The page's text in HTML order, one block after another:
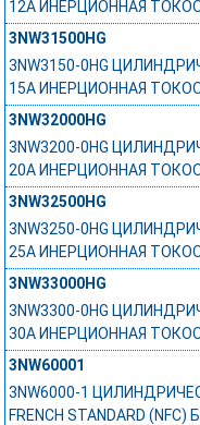
12А ИНЕРЦИОННАЯ
3NW31500HG
3NW3150-0HG
15А ИНЕРЦИОННАЯ
3NW32000HG
3NW3200-0HG
20А ИНЕРЦИОННАЯ
3NW32500HG
3NW3250-0HG
25А ИНЕРЦИОННАЯ
3NW33000HG
3NW3300-0HG
30А ИНЕРЦИОННАЯ
3NW60001
3NW6000-1
FRENCH STANDARD